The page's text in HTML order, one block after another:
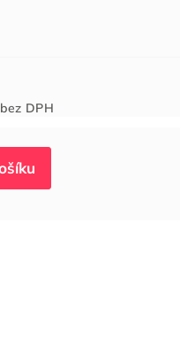
bez DPHcena: